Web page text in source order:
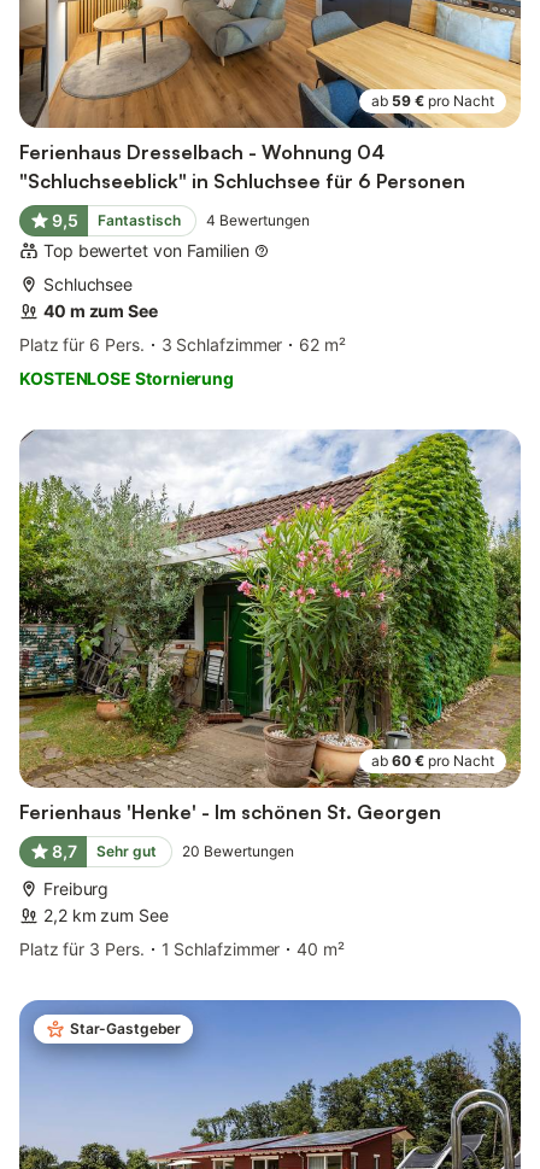
ab 59 € pro Nacht
Ferienhaus Dresselbach - Wohnung 04
"Schluchseeblick" in Schluchsee für 6 Personen
9,5 Fantastisch 4 Bewertungen
Top bewertet von Familien
Schluchsee
40 m zum See
Platz für 6 Pers.
3 Schlafzimmer
62 m²
KOSTENLOSE Stornierung
ab 60 € pro Nacht
Ferienhaus 'Henke' - Im schönen St. Georgen
8,7 Sehr gut 20 Bewertungen
Freiburg
2,2 km zum See
Platz für 3 Pers.
1 Schlafzimmer 40 m²
Star-Gastgeber